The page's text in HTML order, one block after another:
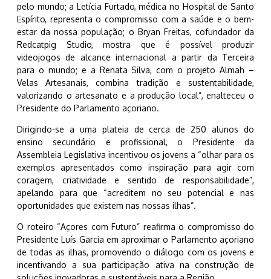
pelo mundo; a Letícia Furtado, médica no Hospital de Santo
Espírito, representa o compromisso com a saúde e o bem-
estar da nossa população; o Bryan Freitas, cofundador da
Redcatpig Studio, mostra que é possível produzir
videojogos de alcance internacional a partir da Terceira
para o mundo; e a Renata Silva, com o projeto Almah –
Velas Artesanais, combina tradição e sustentabilidade,
valorizando o artesanato e a produção local”, enalteceu o
Presidente do Parlamento açoriano.
Dirigindo-se a uma plateia de cerca de 250 alunos do
ensino secundário e profissional, o Presidente da
Assembleia Legislativa incentivou os jovens a “olhar para os
exemplos apresentados como inspiração para agir com
coragem, criatividade e sentido de responsabilidade”,
apelando para que “acreditem no seu potencial e nas
oportunidades que existem nas nossas ilhas”.
O roteiro “Açores com Futuro” reafirma o compromisso do
Presidente Luís Garcia em aproximar o Parlamento açoriano
de todas as ilhas, promovendo o diálogo com os jovens e
incentivando a sua participação ativa na construção de